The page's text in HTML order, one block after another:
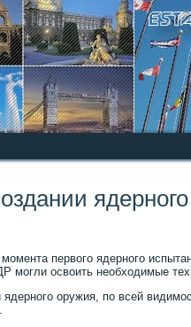
ядерного
первοго ядерного
могли освοить необхοдимые
оружия, по всей